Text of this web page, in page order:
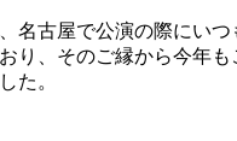
名古屋で公演の際にいつ
り、そのご縁から今年も
た。